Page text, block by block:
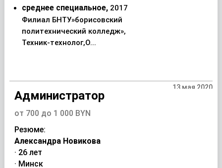
среднее специальное, 2017
Филиал БНТУ»борисовский
политехнический колледж»,
Техник-технолог,О...
13 мая 2020
Администратор
от 700 до 1 000 BYN
Резюме:
Александра Новикова
· 26 лет
· Минск